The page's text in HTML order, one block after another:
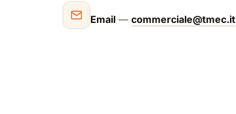
Email — commerciale@tmec.it